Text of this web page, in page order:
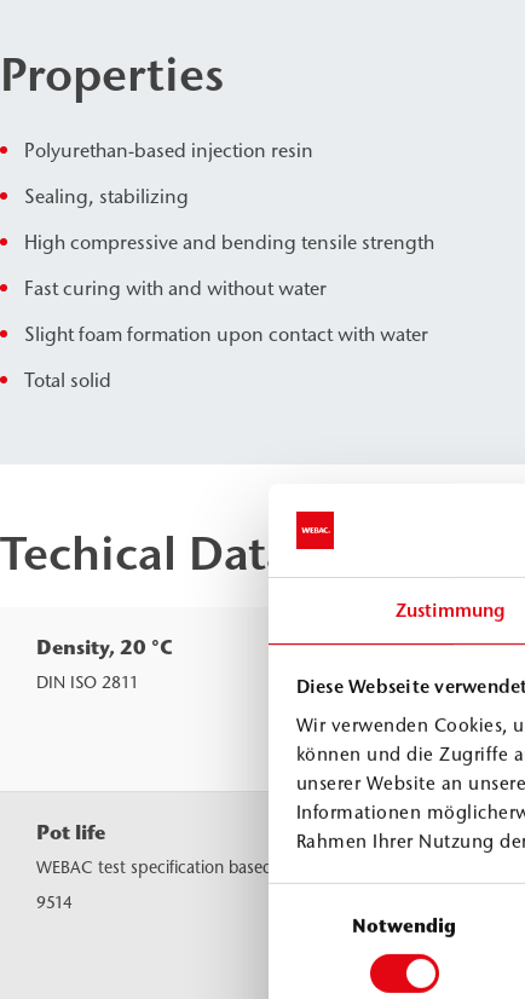
Zustimmung
Diese Webseite
Wir verwenden Cookies,
können und die Zugriffe
unserer Website an
Informationen
Rahmen Ihrer Nutzung
Notwendig
Properties
Polyurethan-based injection resin
Sealing, stabilizing
High compressive and bending tensile strength
Fast curing with and without water
Slight foam formation upon contact with water
Total solid
Techical Data
Density, 20 °C
DIN ISO 2811
Pot life
WEBAC test specification based on DIN ISO
9514